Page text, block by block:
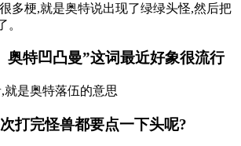
多梗,就是奥特说出现了绿绿头怪,然后把
。
奥特凹凸曼”这词最近好象很流行
就是奥特落伍的意思
打完怪兽都要点一下头呢?